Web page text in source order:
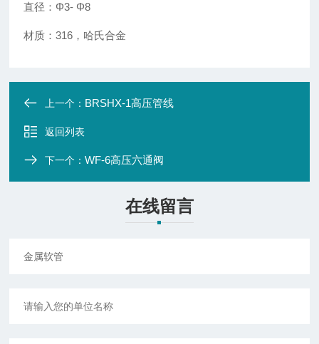
直径：Φ3- Φ8
材质：316，哈氏合金
上一个： BRSHX-1高压管线
返回列表
下一个：WF-6高压六通阀
在线留言